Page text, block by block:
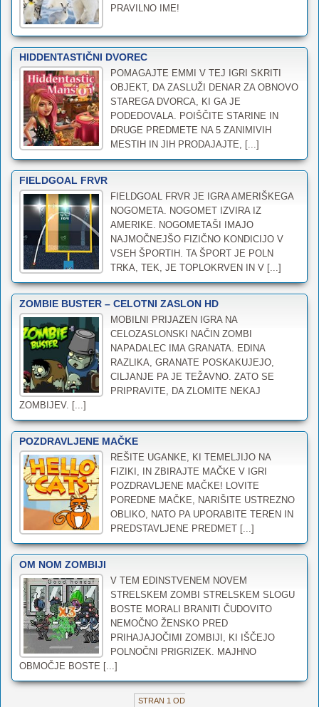
PRAVILNO IME!
HIDDENTASTIČNI DVOREC
POMAGAJTE EMMI V TEJ IGRI SKRITI
OBJEKT, DA ZASLUŽI DENAR ZA OBNOVO
STAREGA DVORCA, KI GA JE
PODEDOVALA. POIŠČITE STARINE IN
DRUGE PREDMETE NA 5 ZANIMIVIH
MESTIH IN JIH PRODAJAJTE, [...]
FIELDGOAL FRVR
FIELDGOAL FRVR JE IGRA AMERIŠKEGA
NOGOMETA. NOGOMET IZVIRA IZ
AMERIKE. NOGOMETAŠI IMAJO
NAJMOČNEJŠO FIZIČNO KONDICIJO V
VSEH ŠPORTIH. TA ŠPORT JE POLN
TRKA, TEK, JE TOPLOKRVEN IN V [...]
ZOMBIE BUSTER – CELOTNI ZASLON HD
MOBILNI PRIJAZEN IGRA NA
CELOZASLONSKI NAČIN ZOMBI
NAPADALEC IMA GRANATA. EDINA
RAZLIKA, GRANATE POSKAKUJEJO,
CILJANJE PA JE TEŽAVNO. ZATO SE
PRIPRAVITE, DA ZLOMITE NEKAJ
ZOMBIJEV. [...]
POZDRAVLJENE MAČKE
REŠITE UGANKE, KI TEMELJIJO NA
FIZIKI, IN ZBIRAJTE MAČKE V IGRI
POZDRAVLJENE MAČKE! LOVITE
POREDNE MAČKE, NARIŠITE USTREZNO
OBLIKO, NATO PA UPORABITE TEREN IN
PREDSTAVLJENE PREDMET [...]
OM NOM ZOMBIJI
V TEM EDINSTVENEM NOVEM
STRELSKEM ZOMBI STRELSKEM SLOGU
BOSTE MORALI BRANITI ČUDOVITO
NEMOČNO ŽENSKO PRED
PRIHAJAJOČIMI ZOMBIJI, KI IŠČEJO
POLNOČNI PRIGRIZEK. MAJHNO
OBMOČJE BOSTE [...]
STRAN 1 OD